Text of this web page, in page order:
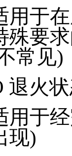
用于
殊要
常见)
退火
用于
现)